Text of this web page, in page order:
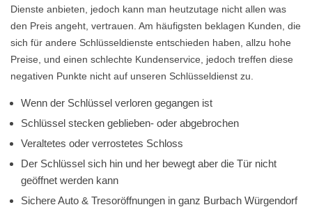
Dienste anbieten, jedoch kann man heutzutage nicht allen was
den Preis angeht, vertrauen. Am häufigsten beklagen Kunden, die
sich für andere Schlüsseldienste entschieden haben, allzu hohe
Preise, und einen schlechte Kundenservice, jedoch treffen diese
negativen Punkte nicht auf unseren Schlüsseldienst zu.
Wenn der Schlüssel verloren gegangen ist
Schlüssel stecken geblieben- oder abgebrochen
Veraltetes oder verrostetes Schloss
Der Schlüssel sich hin und her bewegt aber die Tür nicht
geöffnet werden kann
Sichere Auto & Tresoröffnungen in ganz Burbach Würgendorf